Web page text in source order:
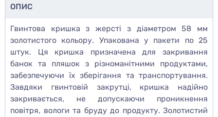
ОПИС
Гвинтова кришка з жерсті з діаметром 58 мм
золотистого кольору. Упакована у пакети по 25
штук. Ця кришка призначена для закривання
банок та пляшок з різноманітними продуктами,
забезпечуючи їх зберігання та транспортування.
Завдяки гвинтовій закрутці, кришка надійно
закривається, не допускаючи проникнення
повітря, вологи та бруду до продукту. Золотистий